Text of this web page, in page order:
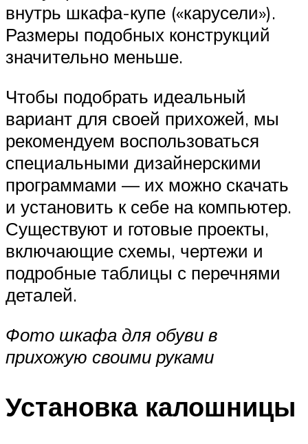
внутрь шкафа-купе («карусели»).
Размеры подобных конструкций
значительно меньше.
Чтобы подобрать идеальный
вариант для своей прихожей, мы
рекомендуем воспользоваться
специальными дизайнерскими
программами — их можно скачать
и установить к себе на компьютер.
Существуют и готовые проекты,
включающие схемы, чертежи и
подробные таблицы с перечнями
деталей.
Фото шкафа для обуви в
прихожую своими руками
Установка калошницы